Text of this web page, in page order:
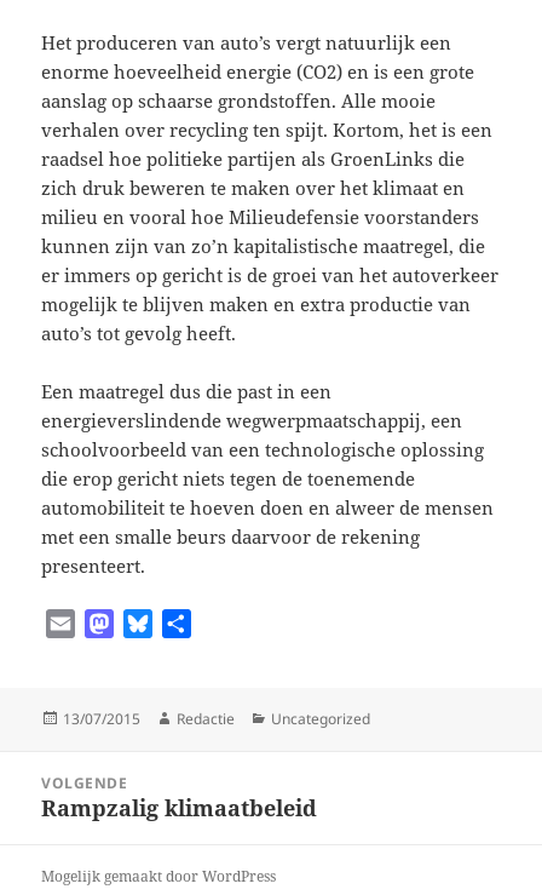
Het produceren van auto’s vergt natuurlijk een
enorme hoeveelheid energie (CO2) en is een grote
aanslag op schaarse grondstoffen. Alle mooie
verhalen over recycling ten spijt. Kortom, het is een
raadsel hoe politieke partijen als GroenLinks die
zich druk beweren te maken over het klimaat en
milieu en vooral hoe Milieudefensie voorstanders
kunnen zijn van zo’n kapitalistische maatregel, die
er immers op gericht is de groei van het autoverkeer
mogelijk te blijven maken en extra productie van
auto’s tot gevolg heeft.
Een maatregel dus die past in een
energieverslindende wegwerpmaatschappij, een
schoolvoorbeeld van een technologische oplossing
die erop gericht niets tegen de toenemende
automobiliteit te hoeven doen en alweer de mensen
met een smalle beurs daarvoor de rekening
presenteert.
i
M
t
o
e
y
e
Geplaatst
13/07/2015 Auteur
Redactie Categorieën
Uncategorized
navigatieVOLGENDE
Volgend
Rampzalig klimaatbeleid
Mogelijk gemaakt door WordPress